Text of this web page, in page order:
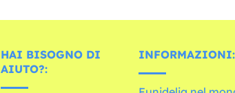
HAI BISOGNO DI
AIUTO?:
INFORMAZIONI: